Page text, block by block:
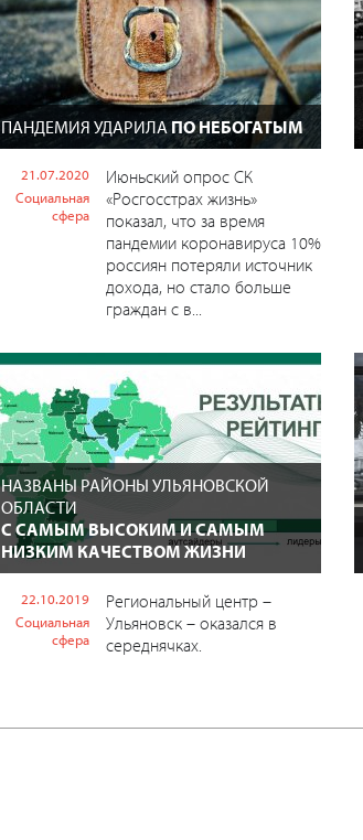
ПАНДЕМИЯ УДАРИЛАПО НЕБОГАТЫМ
21.07.2020
Социальная
сфера
Июньский опрос СК
«Росгосстрах жизнь»
показал, что за время
пандемии коронавируса 10%
россиян потеряли источник
дохода, но стало больше
граждан с в...
НАЗВАНЫ РАЙОНЫ УЛЬЯНОВСКОЙ
ОБЛАСТИ
С САМЫМ ВЫСОКИМ И САМЫМ
НИЗКИМ КАЧЕСТВОМ ЖИЗНИ
22.10.2019
Социальная
сфера
Региональный центр –
Ульяновск – оказался в
середнячках.